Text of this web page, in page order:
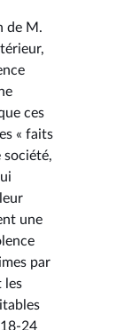
de M.
ces
« faits
société,
une
par
les
24